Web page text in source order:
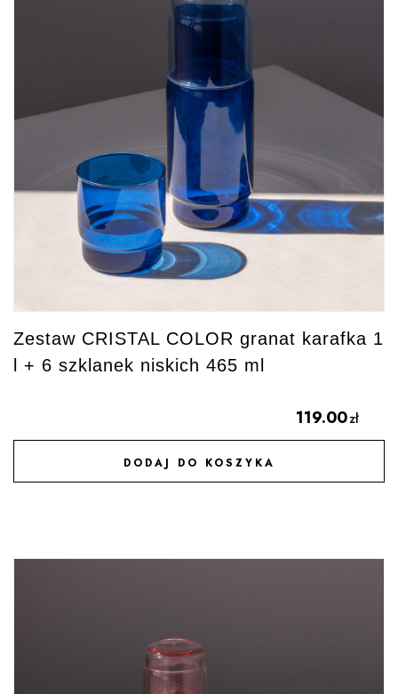
Zestaw CRISTAL COLOR granat karafka 1
l + 6 szklanek niskich 465 ml
119.00zł
DODAJ DO KOSZYKA
DODAJ DO ULUBIONYCH